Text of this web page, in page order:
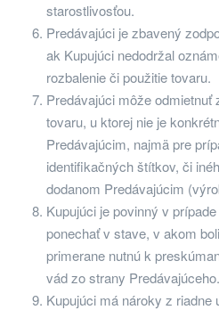
starostlivosťou.
Predávajúci je zbavený
ak Kupujúci nedodržal
rozbalenie či použitie tovaru.
Predávajúci môže odmietnuť
tovaru, u ktorej nie je
Predávajúcim, najmä pre
identifikačných štítkov, či
dodanom Predávajúcim
Kupujúci je povinný v
ponechať v stave, v akom
primerane nutnú k
vád zo strany Predávajúceho.
Kupujúci má nároky z